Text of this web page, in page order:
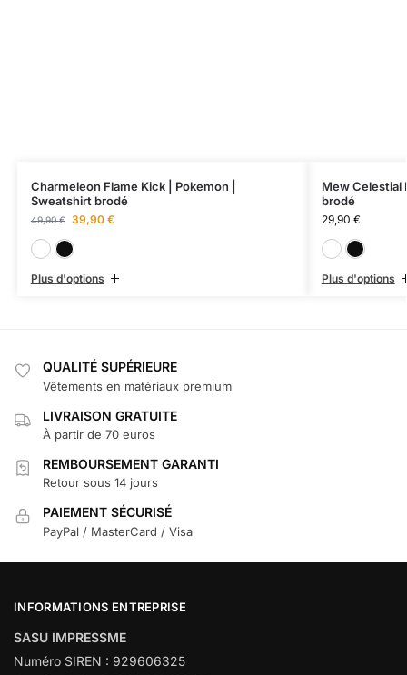
Charmeleon Flame Kick | Pokemon |
Sweatshirt brodé
49,90€ 39,90 €
Plus d'options
Mew Celestial
brodé
29,90 €
Plus d'options
QUALITÉ SUPÉRIEURE
Vêtements en matériaux premium
LIVRAISON GRATUITE
À partir de 70 euros
REMBOURSEMENT GARANTI
Retour sous 14 jours
PAIEMENT SÉCURISÉ
PayPal / MasterCard / Visa
INFORMATIONS ENTREPRISE
SASU IMPRESSME
Numéro SIREN : 929606325